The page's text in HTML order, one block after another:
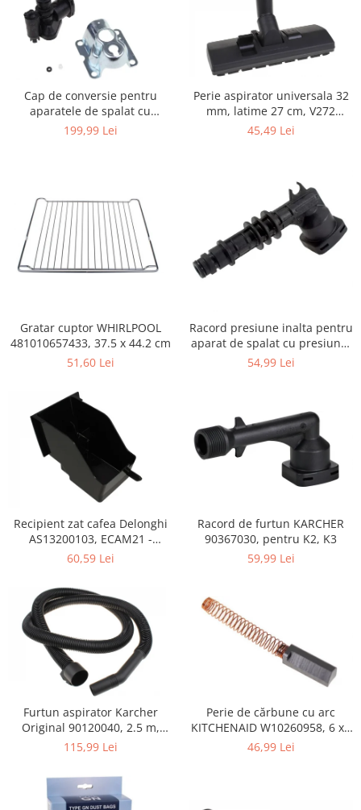
Igiena si ingrijire
Jucarii si Jocuri
Maternitate
Petshop
Accesorii animale de companie
Acvaristica
Castroane si adapatori animale
companie
Zgarzi, lese si hamuri
PC, Periferice & Software
Componente PC
Consumabile
Periferice PC
Retelistica & Supraveghere
Telecomenzi garaj
Sport & Activitati in aer liber
Accesorii antrenament
Accesorii Fitness
Accesorii sportive
Camping
Sporturi de interior
TV, Audio & Foto
Aparate Foto & Accesorii
Audio HI-FI & Profesionale
Camere video si sport
Drone si Accesorii
Home Cinema & Audio
Playere, Boxe & Casti
Televizoare & accesorii
Cap de conversie pentru
aparatele de spalat cu
presiune KARCHER K
199,99 Lei
Perie aspirator universala 32
mm, latime 27 cm, V272
ECONOMY
45,49 Lei
Gratar cuptor WHIRLPOOL
481010657433, 37.5 x 44.2 cm
51,60 Lei
Racord presiune inalta pentru
aparat de spalat cu presiune,
KARCHER 9.013-355.0, K4/K5
54,99 Lei
Recipient zat cafea Delonghi
AS13200103, ECAM21 -
ECAM25
60,59 Lei
Racord de furtun KARCHER
90367030, pentru K2, K3
59,99 Lei
Furtun aspirator Karcher
Original 90120040, 2.5 m,
negru
115,99 Lei
Perie de cărbune cu arc
KITCHENAID W10260958, 6 x6
x 19 mm, pentru 5KSM15
46,99 Lei